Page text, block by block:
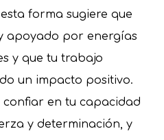
forma sugiere que
apoyado por energías
y que tu trabajo
un impacto positivo.
confiar en tu capacidad
y determinación, y